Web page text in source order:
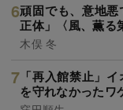
頑固でも、意地
正体」〈風、薫る
木俣 冬
「再入館禁止」
を守れなかったワ